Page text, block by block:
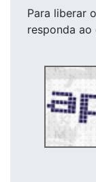
Para liberar
responda